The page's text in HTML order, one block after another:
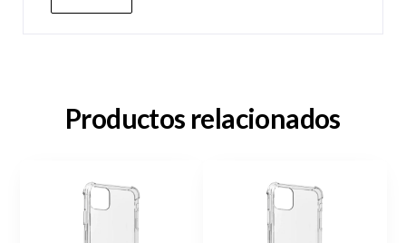
Productos relacionados